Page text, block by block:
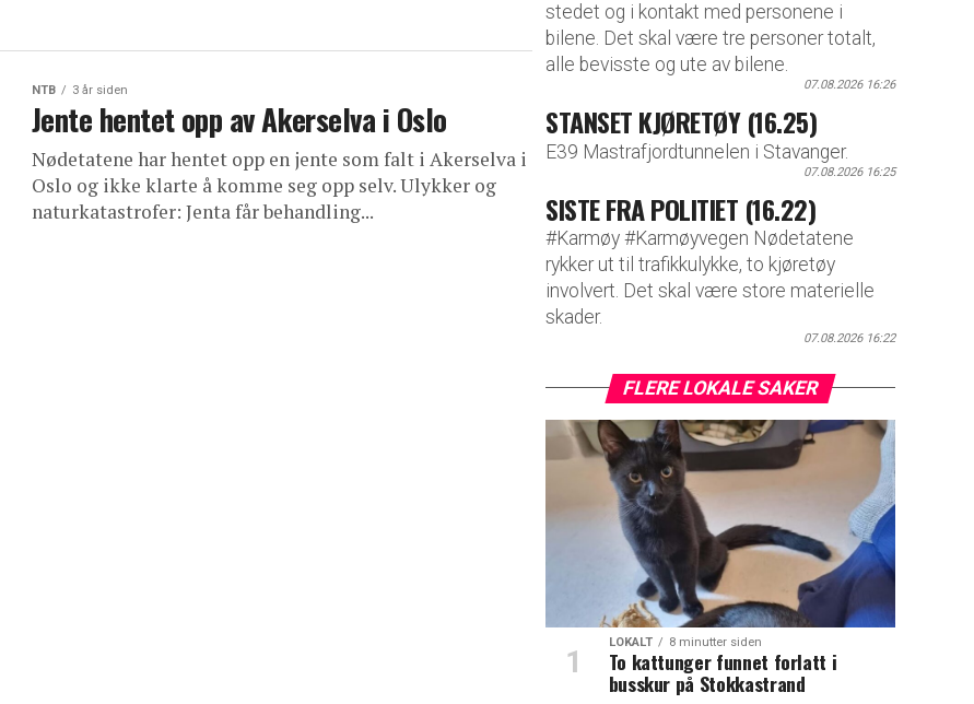
NTB 3 år siden
Jente hentet opp av Akerselva i Oslo
Nødetatene har hentet opp en jente som falt i Akerselva i
Oslo og ikke klarte å komme seg opp selv. Ulykker og
naturkatastrofer: Jenta får behandling...
stedet og i kontakt med personene i
bilene. Det skal være tre personer totalt,
alle bevisste og ute av bilene.
07.08.2026 16:26
STANSET KJØRETØY (16.25)
E39 Mastrafjordtunnelen i Stavanger.
07.08.2026 16:25
SISTE FRA POLITIET (16.22)
#Karmøy #Karmøyvegen Nødetatene
rykker ut til trafikkulykke, to kjøretøy
involvert. Det skal være store materielle
skader.
07.08.2026 16:22
FLERE LOKALE SAKER
LOKALT 8 minutter siden
To kattunger funnet forlatt i
busskur på Stokkastrand